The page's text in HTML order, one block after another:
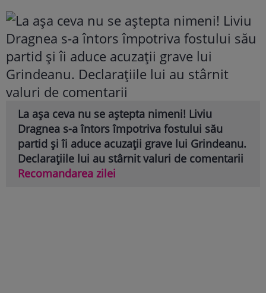
La așa ceva nu se aștepta nimeni! Liviu
Dragnea s-a întors împotriva fostului său
partid și îi aduce acuzații grave lui Grindeanu.
Declarațiile lui au stârnit valuri de comentarii
Recomandarea zilei